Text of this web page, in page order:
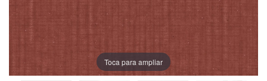
Toca para ampliar